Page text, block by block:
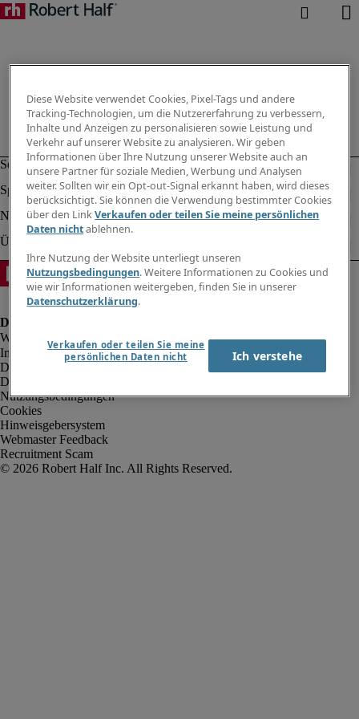
Impressum
Datenschutz
Datenschutz Arbeitnehmer/Zeitarbeitskräfte
Nutzungsbedingungen
Cookies
Hinweisgebersystem
Webmaster Feedback
Recruitment Scam
Diese Website verwendet Cookies, Pixel-Tags und andere
Tracking-Technologien, um die Nutzererfahrung zu verbessern,
Inhalte und Anzeigen zu personalisieren sowie Leistung und
Verkehr auf unserer Website zu analysieren. Wir geben
Informationen über Ihre Nutzung unserer Website auch an
unsere Partner für soziale Medien, Werbung und Analysen
weiter. Sollten wir ein Opt-out-Signal erkannt haben, wird dieses
berücksichtigt. Sie können die Verwendung bestimmter Cookies
über den LinkVerkaufen oder teilen Sie meine persönlichen
Daten nichtablehnen.
Ihre Nutzung der Website unterliegt unseren
Nutzungsbedingungen. Weitere Informationen zu Cookies und
wie wir Informationen weitergeben, finden Sie in unserer
Datenschutzerklärung.
Verkaufen oder teilen Sie meine
persönlichen Daten nicht
Ich verstehe